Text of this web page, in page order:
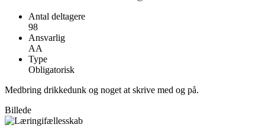
Antal deltagere
98
Ansvarlig
AA
Type
Obligatorisk
Medbring drikkedunk og noget at skrive med og på.
Billede